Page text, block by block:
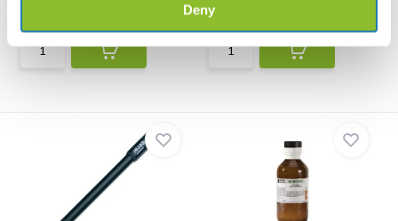
Deny
€1.409,30